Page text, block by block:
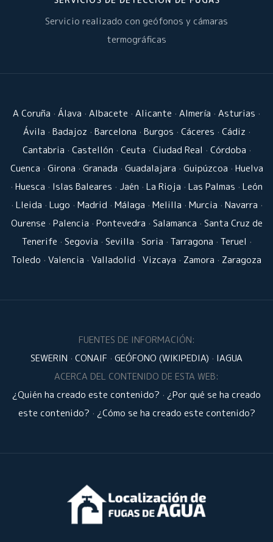
Servicio realizado con geófonos y cámaras
termográficas
A Coruña · Álava · Albacete · Alicante · Almería · Asturias ·
Ávila · Badajoz · Barcelona · Burgos · Cáceres · Cádiz ·
Cantabria · Castellón · Ceuta · Ciudad Real · Córdoba ·
Cuenca · Girona · Granada · Guadalajara · Guipúzcoa · Huelva
· Huesca · Islas Baleares · Jaén · La Rioja · Las Palmas · León
· Lleida · Lugo · Madrid · Málaga · Melilla · Murcia · Navarra ·
Ourense · Palencia · Pontevedra · Salamanca · Santa Cruz de
Tenerife · Segovia · Sevilla · Soria · Tarragona · Teruel ·
Toledo · Valencia · Valladolid · Vizcaya · Zamora · Zaragoza
FUENTES DE INFORMACIÓN:
SEWERIN · CONAIF · GEÓFONO (WIKIPEDIA) · IAGUA
ACERCA DEL CONTENIDO DE ESTA WEB:
¿Quién ha creado este contenido? · ¿Por qué se ha creado
este contenido? · ¿Cómo se ha creado este contenido?